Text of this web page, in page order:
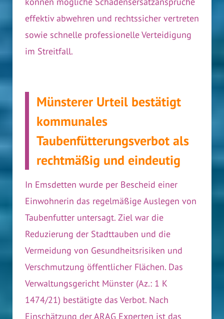
effektiv abwehren und rechtssicher vertreten
sowie schnelle professionelle Verteidigung
im Streitfall.
Münsterer Urteil bestätigt
kommunales
Taubenfütterungsverbot als
rechtmäßig und eindeutig
In Emsdetten wurde per Bescheid einer
Einwohnerin das regelmäßige Auslegen von
Taubenfutter untersagt. Ziel war die
Reduzierung der Stadttauben und die
Vermeidung von Gesundheitsrisiken und
Verschmutzung öffentlicher Flächen. Das
Verwaltungsgericht Münster (Az.: 1 K
1474/21) bestätigte das Verbot. Nach
Einschätzung der ARAG Experten ist das